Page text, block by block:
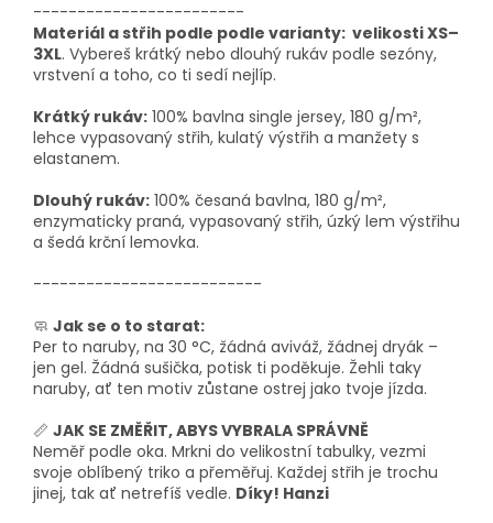
------------------------
Materiál a střih podle podle varianty: velikosti XS–
3XL. Vybereš krátký nebo dlouhý rukáv podle sezóny,
vrstvení a toho, co ti sedí nejlíp.
Krátký rukáv: 100% bavlna single jersey, 180 g/m²,
lehce vypasovaný střih, kulatý výstřih a manžety s
elastanem.
Dlouhý rukáv: 100% česaná bavlna, 180 g/m²,
enzymaticky praná, vypasovaný střih, úzký lem výstřihu
a šedá krční lemovka.
--------------------------
🧼 Jak se o to starat:
Per to naruby, na 30 °C, žádná aviváž, žádnej dryák –
jen gel. Žádná sušička, potisk ti poděkuje. Žehli taky
naruby, ať ten motiv zůstane ostrej jako tvoje jízda.
📏 JAK SE ZMĚŘIT, ABYS VYBRALA SPRÁVNĚ
Neměř podle oka. Mrkni do velikostní tabulky, vezmi
svoje oblíbený triko a přeměřuj. Každej střih je trochu
jinej, tak ať netrefíš vedle. Díky! Hanzi